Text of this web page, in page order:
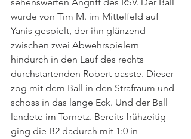
wurde von Tim M. im Mittelfeld auf
Yanis gespielt, der ihn glänzend
zwischen zwei Abwehrspielern
hindurch in den Lauf des rechts
durchstartenden Robert passte. Dieser
zog mit dem Ball in den Strafraum und
schoss in das lange Eck. Und der Ball
landete im Tornetz. Bereits frühzeitig
ging die B2 dadurch mit 1:0 in